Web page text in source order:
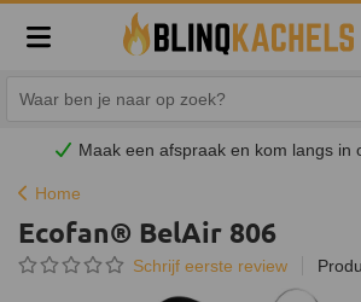
Maak een afspraak en kom langs in
Home
Ecofan® BelAir 806
Schrijf eerste review